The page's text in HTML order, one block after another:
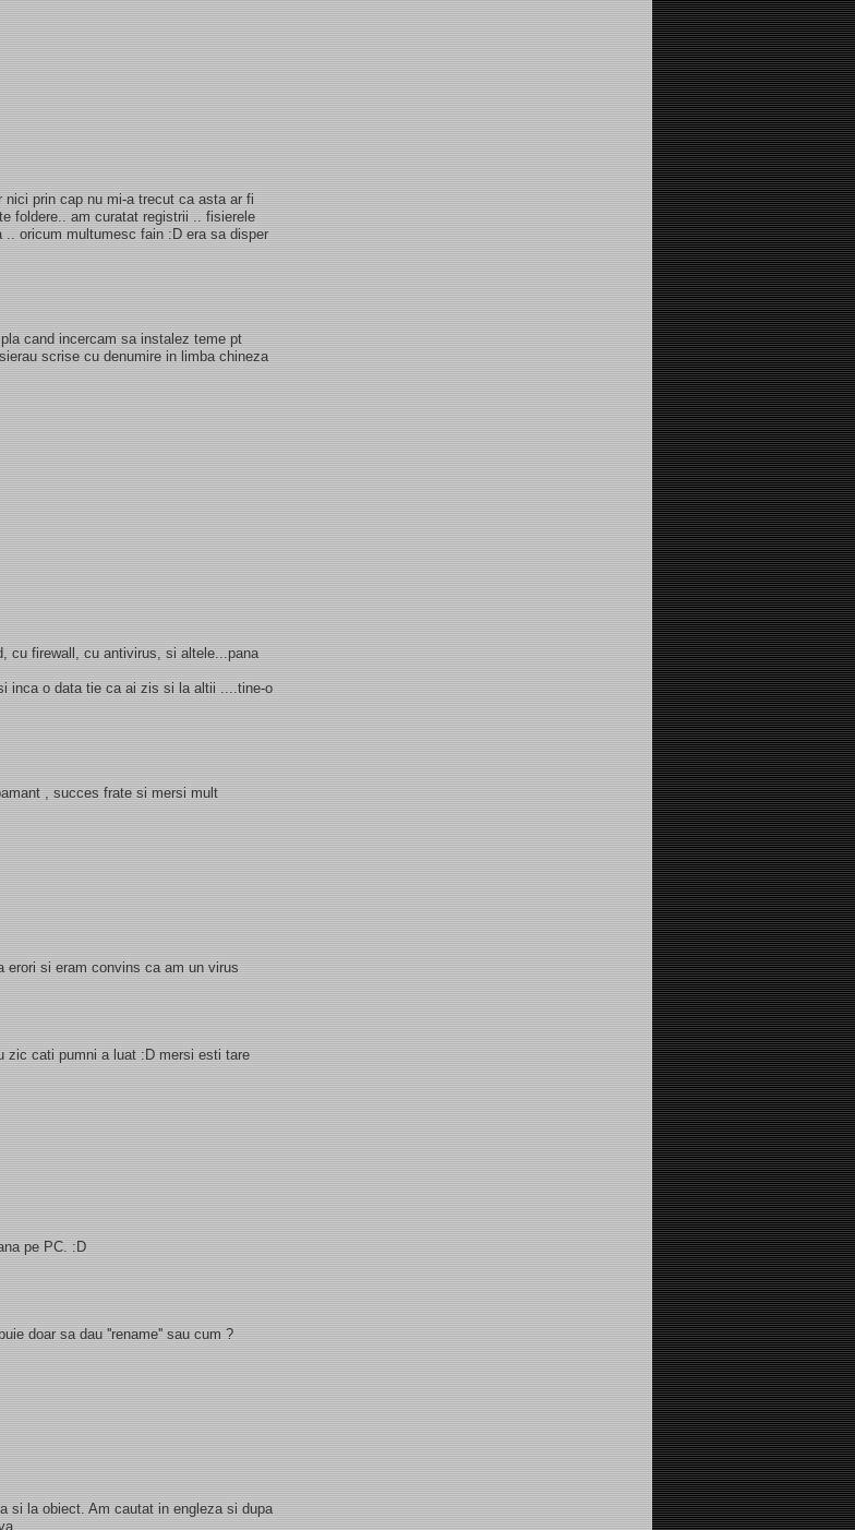
prin cap nu mi-a trecut ca asta ar fi
foldere.. am curatat registrii .. fisierele
oricum multumesc fain :D era sa disper
cand incercam sa instalez teme pt
scrise cu denumire in limba chineza
cu firewall, cu antivirus, si altele...pana
inca o data tie ca ai zis si la altii ....tine-o
, succes frate si mersi mult
erori si eram convins ca am un virus
zic cati pumni a luat :D mersi esti tare
pe PC. :D
doar sa dau ''rename'' sau cum ?
si la obiect. Am cautat in engleza si dupa